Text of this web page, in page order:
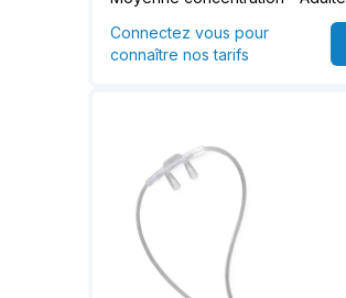
Connectez vous pour
connaître nos tarifs